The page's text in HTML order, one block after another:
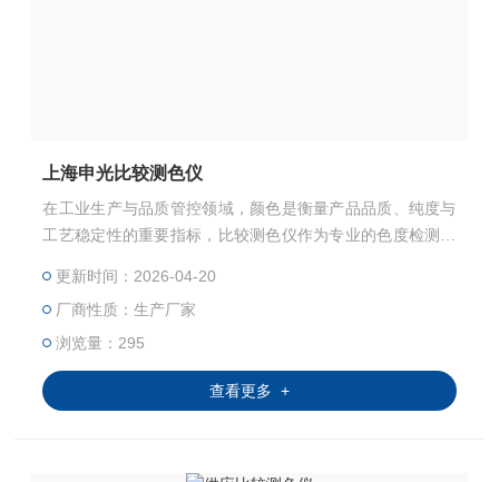
上海申光比较测色仪
在工业生产与品质管控领域，颜色是衡量产品品质、纯度与
工艺稳定性的重要指标，比较测色仪作为专业的色度检测仪
色度把控的核心工具，为产品质量合规与品质统一提供有力
支撑。
更新时间：2026-04-20
厂商性质：生产厂家
浏览量：295
查看更多 +